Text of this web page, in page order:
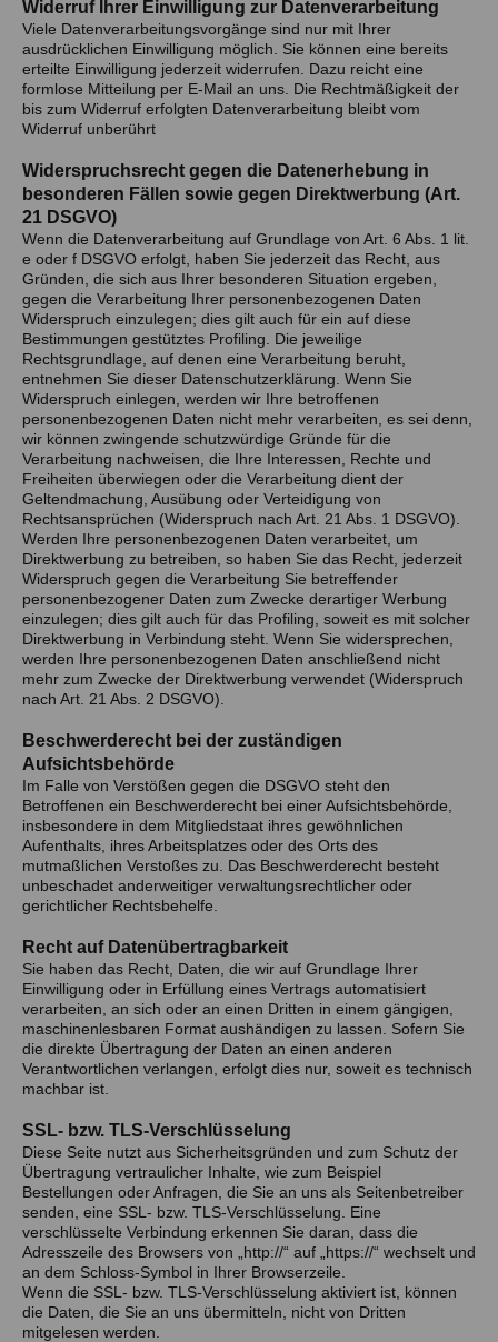
Widerruf Ihrer Einwilligung zur Datenverarbeitung
Viele Datenverarbeitungsvorgänge sind nur mit Ihrer
ausdrücklichen Einwilligung möglich. Sie können eine bereits
erteilte Einwilligung jederzeit widerrufen. Dazu reicht eine
formlose Mitteilung per E-Mail an uns. Die Rechtmäßigkeit der
bis zum Widerruf erfolgten Datenverarbeitung bleibt vom
Widerruf unberührt
Widerspruchsrecht gegen die Datenerhebung in
besonderen Fällen sowie gegen Direktwerbung (Art.
21 DSGVO)
Wenn die Datenverarbeitung auf Grundlage von Art. 6 Abs. 1 lit.
e oder f DSGVO erfolgt, haben Sie jederzeit das Recht, aus
Gründen, die sich aus Ihrer besonderen Situation ergeben,
gegen die Verarbeitung Ihrer personenbezogenen Daten
Widerspruch einzulegen; dies gilt auch für ein auf diese
Bestimmungen gestütztes Profiling. Die jeweilige
Rechtsgrundlage, auf denen eine Verarbeitung beruht,
entnehmen Sie dieser Datenschutzerklärung. Wenn Sie
Widerspruch einlegen, werden wir Ihre betroffenen
personenbezogenen Daten nicht mehr verarbeiten, es sei denn,
wir können zwingende schutzwürdige Gründe für die
Verarbeitung nachweisen, die Ihre Interessen, Rechte und
Freiheiten überwiegen oder die Verarbeitung dient der
Geltendmachung, Ausübung oder Verteidigung von
Rechtsansprüchen (Widerspruch nach Art. 21 Abs. 1 DSGVO).
Werden Ihre personenbezogenen Daten verarbeitet, um
Direktwerbung zu betreiben, so haben Sie das Recht, jederzeit
Widerspruch gegen die Verarbeitung Sie betreffender
personenbezogener Daten zum Zwecke derartiger Werbung
einzulegen; dies gilt auch für das Profiling, soweit es mit solcher
Direktwerbung in Verbindung steht. Wenn Sie widersprechen,
werden Ihre personenbezogenen Daten anschließend nicht
mehr zum Zwecke der Direktwerbung verwendet (Widerspruch
nach Art. 21 Abs. 2 DSGVO).
Beschwerderecht bei der zuständigen
Aufsichtsbehörde
Im Falle von Verstößen gegen die DSGVO steht den
Betroffenen ein Beschwerderecht bei einer Aufsichtsbehörde,
insbesondere in dem Mitgliedstaat ihres gewöhnlichen
Aufenthalts, ihres Arbeitsplatzes oder des Orts des
mutmaßlichen Verstoßes zu. Das Beschwerderecht besteht
unbeschadet anderweitiger verwaltungsrechtlicher oder
gerichtlicher Rechtsbehelfe.
Recht auf Datenübertragbarkeit
Sie haben das Recht, Daten, die wir auf Grundlage Ihrer
Einwilligung oder in Erfüllung eines Vertrags automatisiert
verarbeiten, an sich oder an einen Dritten in einem gängigen,
maschinenlesbaren Format aushändigen zu lassen. Sofern Sie
die direkte Übertragung der Daten an einen anderen
Verantwortlichen verlangen, erfolgt dies nur, soweit es technisch
machbar ist.
SSL- bzw. TLS-Verschlüsselung
Diese Seite nutzt aus Sicherheitsgründen und zum Schutz der
Übertragung vertraulicher Inhalte, wie zum Beispiel
Bestellungen oder Anfragen, die Sie an uns als Seitenbetreiber
senden, eine SSL- bzw. TLS-Verschlüsselung. Eine
verschlüsselte Verbindung erkennen Sie daran, dass die
Adresszeile des Browsers von „http://“ auf „https://“ wechselt und
an dem Schloss-Symbol in Ihrer Browserzeile.
Wenn die SSL- bzw. TLS-Verschlüsselung aktiviert ist, können
die Daten, die Sie an uns übermitteln, nicht von Dritten
mitgelesen werden.